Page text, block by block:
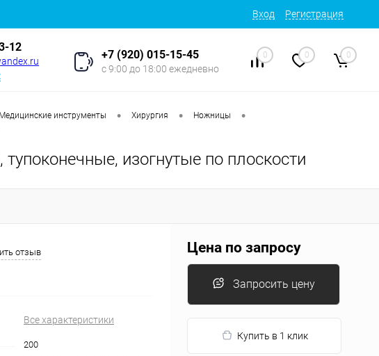
Вход Регистрация
12
+7 (920) 015-15-45
с 9:00 до 18:00 ежедневно
0 0 0
Медицинские инструменты • Хирургия • Ножницы •
изогнутые по плоскости
отзыв
Все характеристики
200
Цена по запросу
Запросить цену
Купить в 1 клик